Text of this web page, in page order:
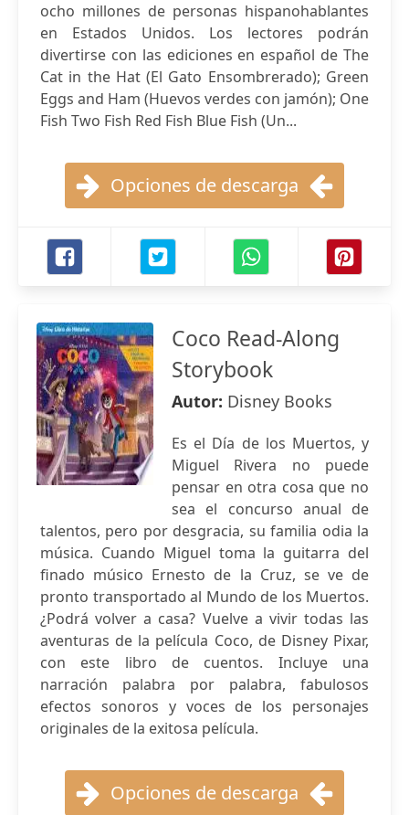
ocho millones de personas hispanohablantes
en Estados Unidos. Los lectores podrán
divertirse con las ediciones en español de The
Cat in the Hat (El Gato Ensombrerado); Green
Eggs and Ham (Huevos verdes con jamón); One
Fish Two Fish Red Fish Blue Fish (Un...
Opciones de descarga
Coco Read-Along
Storybook
Autor: Disney Books
Es el Día de los Muertos, y
Miguel Rivera no puede
pensar en otra cosa que no
sea el concurso anual de
talentos, pero por desgracia, su familia odia la
música. Cuando Miguel toma la guitarra del
finado músico Ernesto de la Cruz, se ve de
pronto transportado al Mundo de los Muertos.
¿Podrá volver a casa? Vuelve a vivir todas las
aventuras de la película Coco, de Disney Pixar,
con este libro de cuentos. Incluye una
narración palabra por palabra, fabulosos
efectos sonoros y voces de los personajes
originales de la exitosa película.
Opciones de descarga